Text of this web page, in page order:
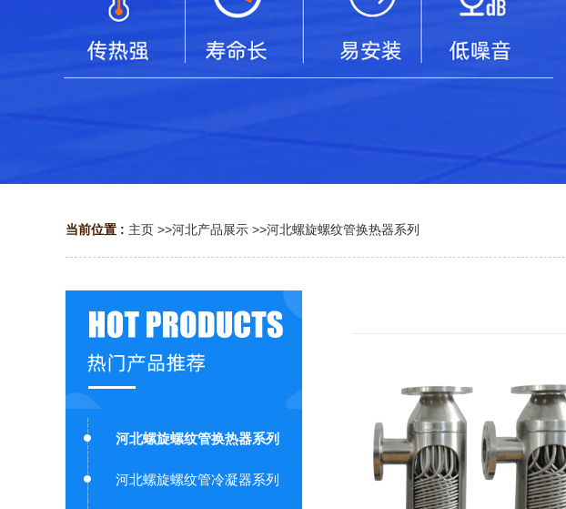
当前位置 : 主页 >>河北产品展示 >>河北螺旋螺纹管换热器系列
河北螺旋螺纹管换热器系列
河北螺旋螺纹管冷凝器系列